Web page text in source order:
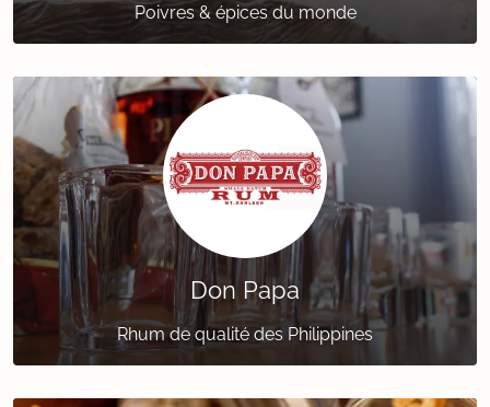
Poivres & épices du monde
Don Papa
Rhum de qualité des Philippines